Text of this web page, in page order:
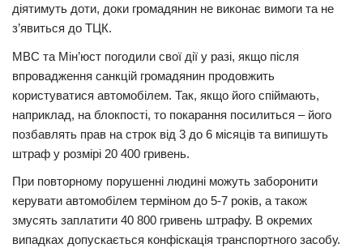
Суспільство
Культура
Шоу-біз
#Війна
діятимуть доти, доки громадянин не виконає вимоги та не
з’явиться до ТЦК.
МВС та Мін’юст погодили свої дії у разі, якщо після
впровадження санкцій громадянин продовжить
користуватися автомобілем. Так, якщо його спіймають,
наприклад, на блокпості, то покарання посилиться – його
позбавлять прав на строк від 3 до 6 місяців та випишуть
штраф у розмірі 20 400 гривень.
При повторному порушенні людині можуть заборонити
керувати автомобілем терміном до 5-7 років, а також
змусять заплатити 40 800 гривень штрафу. В окремих
випадках допускається конфіскація транспортного засобу.